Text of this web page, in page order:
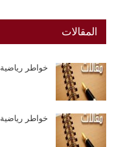
المقالات
خواطر رياضية
خواطر رياضية